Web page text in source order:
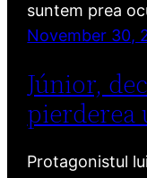
suntem prea
November 30,
Júnior,
pierderea
Protagonistul